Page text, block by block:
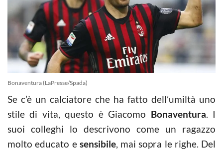
Bonaventura (LaPresse/Spada)
Se c’è un calciatore che ha fatto dell’umiltà uno
stile di vita, questo è Giacomo Bonaventura. I
suoi colleghi lo descrivono come un ragazzo
molto educato esensibile, mai sopra le righe. Del